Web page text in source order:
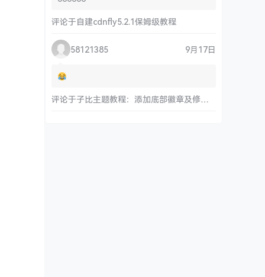
评论于自建cdnfly5.2.1保姆级教程
58121385 9月17日
评论于子比主题教程：添加底部徽章及修改链接和运行时间